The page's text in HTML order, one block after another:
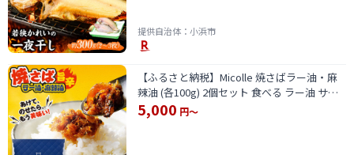
提供自治体：小浜市
【ふるさと納税】Micolle 焼さばラー油・麻
辣油 (各100g) 2個セット 食べる ラー油 サバ
マーラー油 マルカイ 小浜市 / 小浜海産物
[BFAA093]
5,000 円～